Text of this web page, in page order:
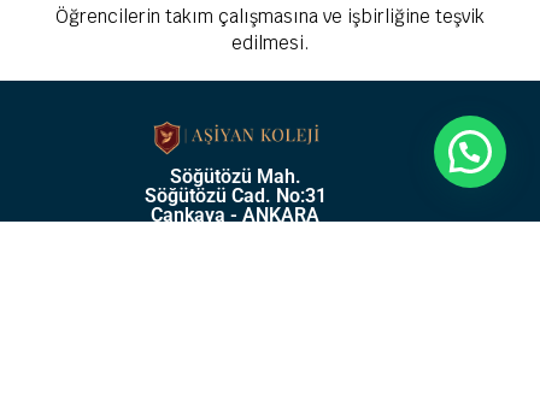
Öğrencilerin takım çalışmasına ve işbirliğine teşvik
edilmesi.
Söğütözü Mah.
Söğütözü Cad. No:31
Çankaya - ANKARA